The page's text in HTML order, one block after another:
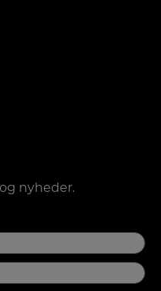
nyheder.